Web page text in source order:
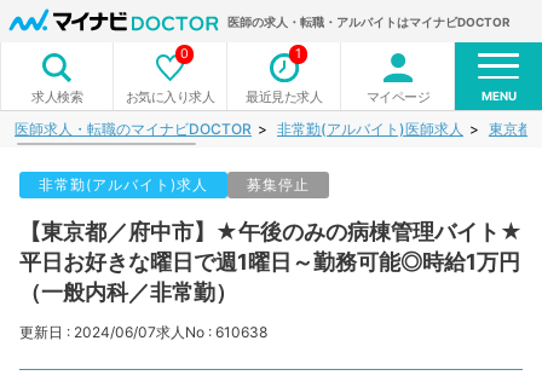
医師の求人・転職・アルバイトはマイナビDOCTOR
求人検索 お気に入り求人
0
最近見た求人
1
マイページ MENU
医師求人・転職のマイナビDOCTOR 非常勤(アルバイト)医師求人 東京都
非常勤(アルバイト)求人 募集停止
【東京都／府中市】★午後のみの病棟管理バイト★
平日お好きな曜日で週1曜日～勤務可能◎時給1万円
（一般内科／非常勤）
更新日 : 2024/06/07求人No : 610638